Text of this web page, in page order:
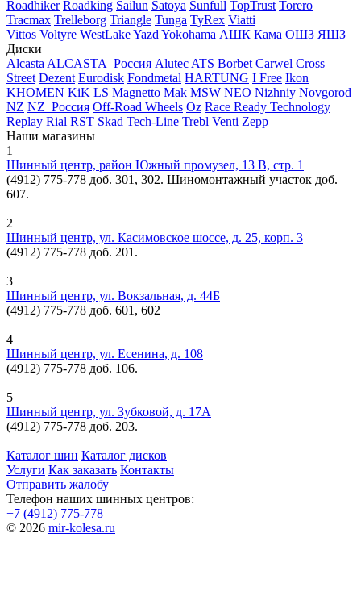
Roadhiker Roadking Sailun Satoya Sunfull TopTrust Torero
Tracmax Trelleborg Triangle Tunga TyRex Viatti
Vittos Voltyre WestLakeYazdYokohama АШК Кама ОШЗ ЯШЗ
Диски
AlcastaALCASTA_Россия AlutecATS Borbet Carwel Cross
Street Dezent Eurodisk Fondmetal HARTUNG I Free Ikon
KHOMEN KiK LS Magnetto Mak MSW NEO Nizhniy Novgorod
NZ NZ_Россия Off-Road Wheels Oz Race Ready Technology
Replay Rial RST Skad Tech-Line Trebl Venti Zepp
Наши магазины
1
Шинный центр, район Южный промузел, 13 В, стр. 1
(4912) 775-778 доб. 301, 302. Шиномонтажный участок доб.
607.
2
Шинный центр, ул. Касимовское шоссе, д. 25, корп. 3
(4912) 775-778 доб. 201.
3
Шинный центр, ул. Вокзальная, д. 44Б
(4912) 775-778 доб. 601, 602
4
Шинный центр, ул. Есенина, д. 108
(4912) 775-778 доб. 106.
5
Шинный центр, ул. Зубковой, д. 17А
(4912) 775-778 доб. 203.
Каталог шин Каталог дисков
Услуги Как заказать Контакты
Отправить жалобу
Телефон наших шинных центров:
+7 (4912) 775-778
© 2026 mir-kolesa.ru